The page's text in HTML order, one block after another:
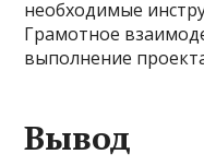
необходимые
Грамотное
выполнение
Вывод